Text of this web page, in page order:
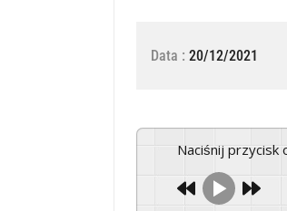
Data : 20/12/2021
Naciśnij